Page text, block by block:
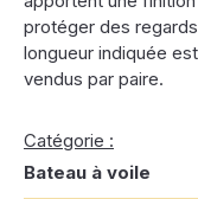
protéger des
longueur indiquée
vendus par paire.
Catégorie :
Bateau à voile